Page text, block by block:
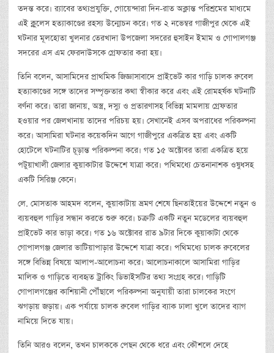
তদন্ত করে। র‌্যাবের তথ্যপ্রযুক্তি, গোয়েন্দারা দিন-রাত অক্লান্ত পরিশ্রমের মাধ্যমে
এই ক্লুলেস হত্যাকাণ্ডের রহস্য উন্মোচন করে। গত ২ নভেম্বর গাজীপুর থেকে এই
ঘটনার মূলহোতা খুলনার তেরখাদা উপজেলা সদরের হুসাইন ইমাম ও গোপালগঞ্জ
সদরের এস এম ফেরদাউসকে গ্রেফতার করা হয়।
তিনি বলেন, আসামিদের প্রাথমিক জিজ্ঞাসাবাদে প্রাইভেট কার গাড়ি চালক রুবেল
হত্যাকাণ্ডের সঙ্গে তাদের সম্পৃক্ততার কথা স্বীকার করে এবং এই রোমহর্ষক ঘটনাটি
বর্ণনা করে। তারা জানায়, অস্ত্র, দস্যু ও প্রতারণাসহ বিভিন্ন মামলায় গ্রেফতার
হওয়ার পর জেলখানায় তাদের পরিচয় হয়। সেখানেই এসব অপরাধের পরিকল্পনা
করে। আসামিরা ঘটনার কয়েকদিন আগে গাজীপুরে একত্রিত হয় এবং একটি
হোটেলে ঘটনাটির চূড়ান্ত পরিকল্পনা করে। গত ১৫ অক্টোবর তারা একত্রিত হয়ে
পটুয়াখালী জেলার কুয়াকাটার উদ্দেশে যাত্রা করে। পথিমধ্যে চেতনানাশক ওষুধসহ
একটি সিরিঞ্জ কেনে।
লে. মোসতাক আহমদ বলেন, কুয়াকাটায় ভ্রমণ শেষে ছিনতাইয়ের উদ্দেশে নতুন ও
ব্যয়বহুল গাড়ির সন্ধান করতে শুরু করে। চক্রটি একটি নতুন মডেলের ব্যয়বহুল
প্রাইভেট কার ভাড়া করে। গত ১৬ অক্টোবর রাত ৯টার দিকে কুয়াকাটা থেকে
গোপালগঞ্জ জেলার ভাটিয়াপাড়ার উদ্দেশে যাত্রা করে। পথিমধ্যে চালক রুবেলের
সঙ্গে বিভিন্ন বিষয়ে আলাপ-আলোচনা করে। আলোচনাকালে আসামিরা গাড়ির
মালিক ও গাড়িতে ব্যবহৃত ট্রাকিং ডিভাইসটির তথ্য সংগ্রহ করে। গাড়িটি
গোপালগঞ্জের কাশিয়ানী পৌঁছালে পরিকল্পনা অনুযায়ী তারা চালকের সংগে
ঝগড়ায় জড়ায়। এক পর্যায়ে চালক রুবেল গাড়ির ব্যাক ঢালা খুলে তাদের ব্যাগ
নামিয়ে দিতে যায়।
তিনি আরও বলেন, তখন চালককে পেছন থেকে ধরে এবং কৌশলে দেহে